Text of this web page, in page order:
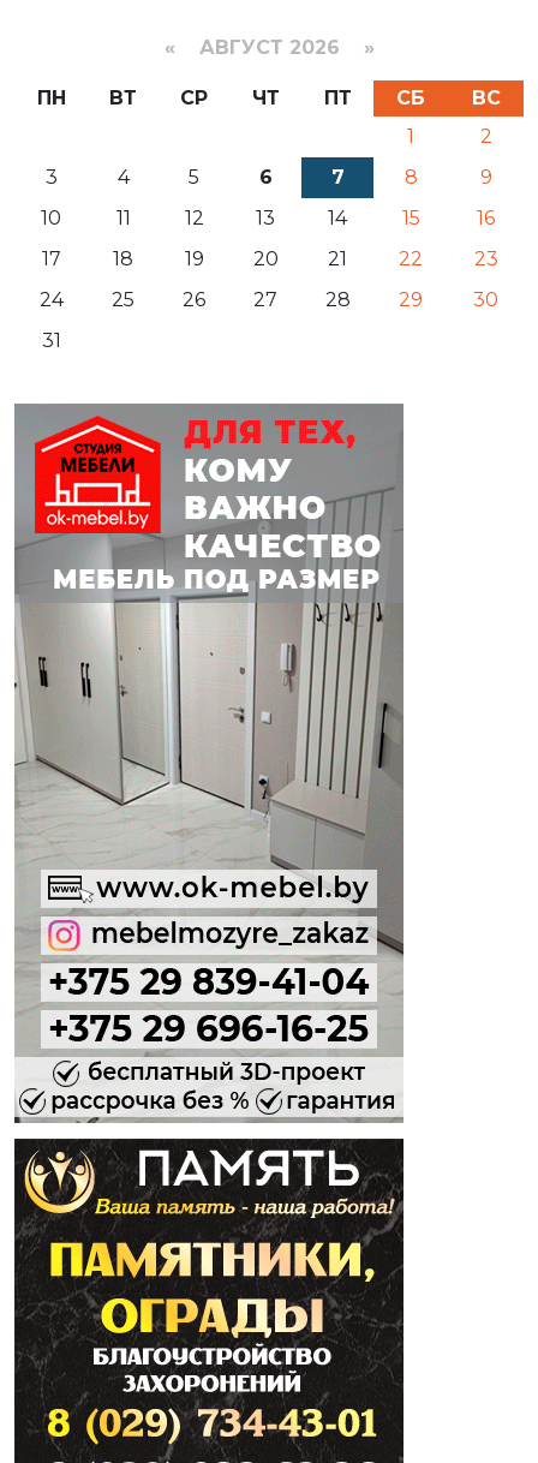
« АВГУСТ 2026 »
ПН ВТ СР ЧТ ПТ СБ
ВС
1
2
3
4 5 6 7 8
9
10
11 12 13 14 15
16
17
18 19 20 21 22
23
24
25 26 27 28 29
30
31